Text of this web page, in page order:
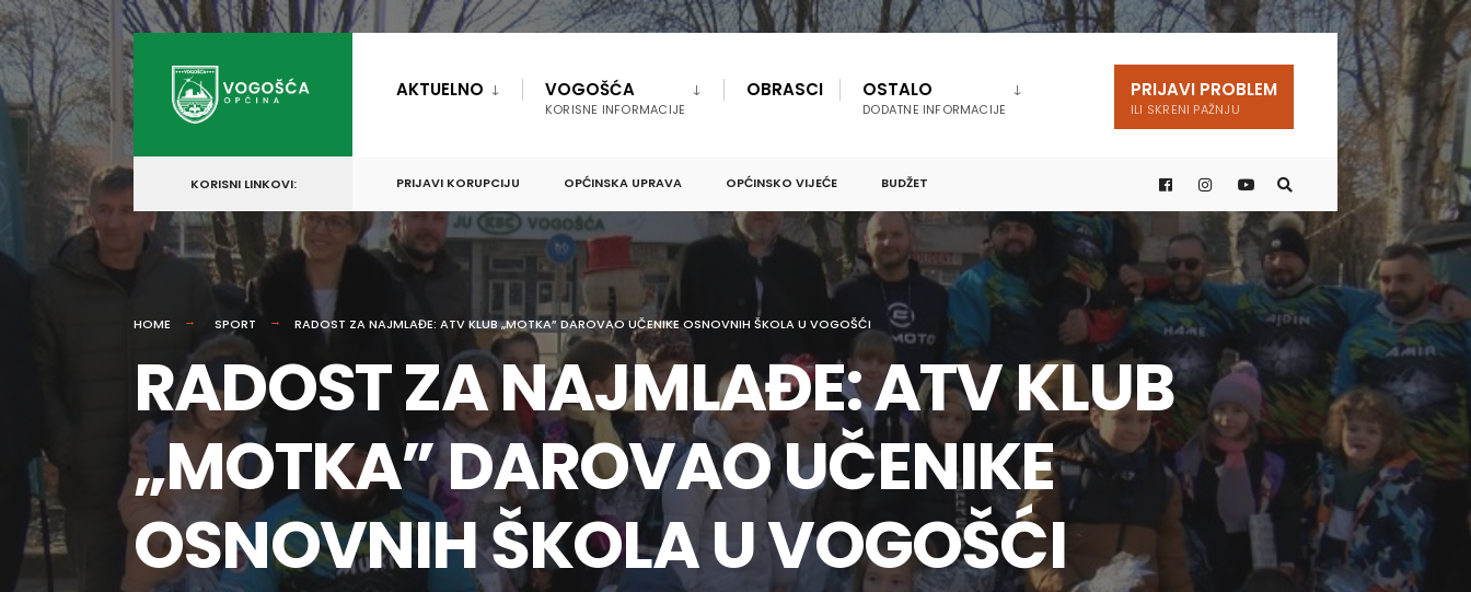
content
AKTUELNO VOGOŠĆA
KORISNE INFORMACIJE
OBRASCI OSTALO
DODATNE INFORMACIJE
PRIJAVI PROBLEM
ILI SKRENI PAŽNJU
KORISNI LINKOVI: PRIJAVI KORUPCIJU OPĆINSKA UPRAVA OPĆINSKO VIJEĆE BUDŽET
HOME SPORT RADOST ZA NAJMLAĐE: ATV KLUB „MOTKA” DAROVAO UČENIKE OSNOVNIH ŠKOLA U VOGOŠĆI
RADOST ZA NAJMLAĐE: ATV KLUB
„MOTKA” DAROVAO UČENIKE
OSNOVNIH ŠKOLA U VOGOŠĆI